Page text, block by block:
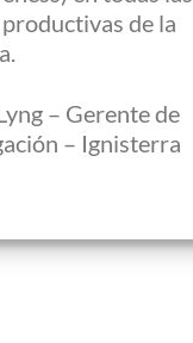
de la
– Gerente de
– Ignisterra